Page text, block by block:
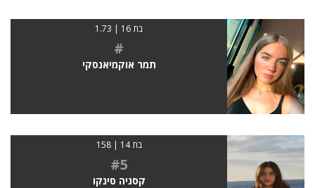
בת 16 | 1.73
#
תמר אוקמיאנסקי
בת 14 | 158
#5
קסניה סינקו